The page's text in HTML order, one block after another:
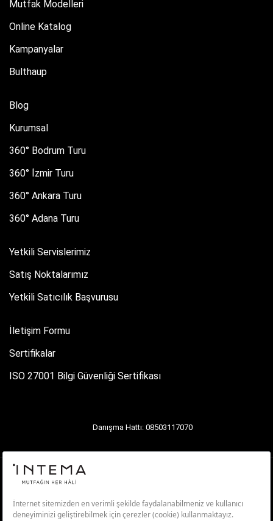
Mutfak Modelleri
Online Katalog
Kampanyalar
Bulthaup
Blog
Kurumsal
360° Bodrum Turu
360° İzmir Turu
360° Ankara Turu
360° Adana Turu
Yetkili Servislerimiz
Satış Noktalarımız
Yetkili Satıcılık Başvurusu
İletişim Formu
Sertifikalar
ISO 27001 Bilgi Güvenliği Sertifikası
Danışma Hattı: 08503117070
Aydınlatma Metni
Üyelik ve Kullanım Koşulları